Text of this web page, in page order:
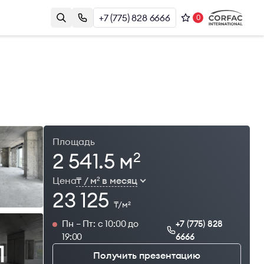
+7 (775) 828 6666 0
Площадь
2 541.5 м2
Цена₸ / м2в месяц
23 125 ₸/м2
Пн – Пт: с 10:00 до
19:00
+7 (775) 828
6666
Получить презентацию
Контакты